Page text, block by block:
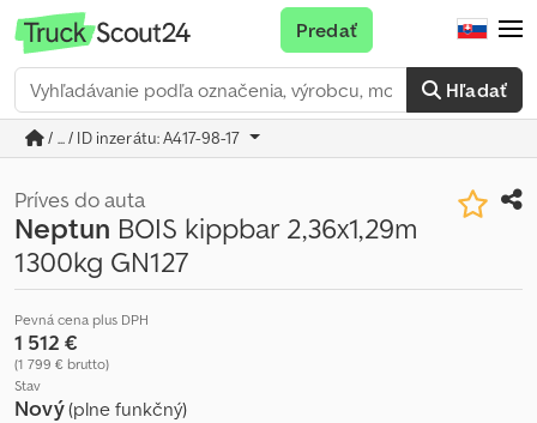
Hľadať
Predať
/ ... / ID inzerátu: A417-98-17
Príves do auta
Neptun BOIS kippbar 2,36x1,29m
1300kg GN127
Pevná cena plus DPH
1 512 €
(1 799 € brutto)
Stav
Nový(plne funkčný)